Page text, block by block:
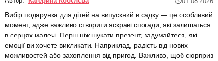
Вибір подарунка для дітей на випускний в садку — це особливий
момент, адже важливо створити яскраві спогади, які залишаться
в серцях малечі. Перш ніж шукати презент, задумайтеся, які
емоції ви хочете викликати. Наприклад, радість від нових
можливостей або захоплення від пригод. Важливо, щоб сюрприз